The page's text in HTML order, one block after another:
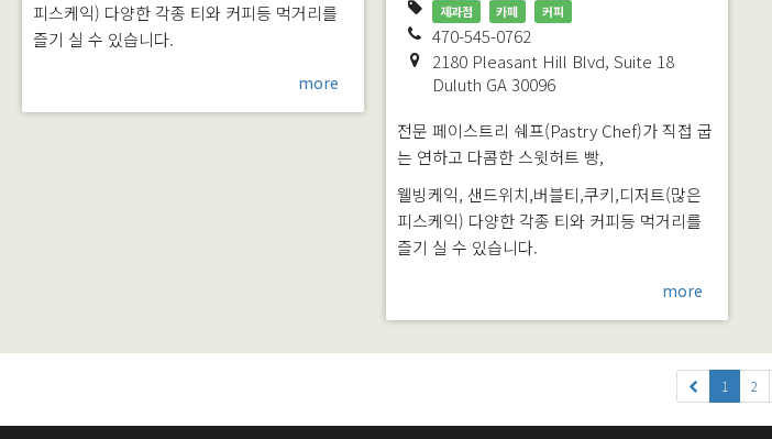
피스케익) 다양한 각종 티와 커피등 먹거리를
즐기 실 수 있습니다.
more
제과점 카페 커피
470-545-0762
2180 Pleasant Hill Blvd, Suite 18
Duluth GA30096
전문 페이스트리 쉐프(Pastry Chef)가 직접 굽
는 연하고 다콤한 스윗허트 빵,
웰빙케익, 샌드위치,버블티,쿠키,디저트(많은
피스케익) 다양한 각종 티와 커피등 먹거리를
즐기 실 수 있습니다.
more
1 2